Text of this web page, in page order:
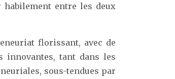
entre les deux
florissant, avec de
innovantes, tant dans les
sous-tendues par